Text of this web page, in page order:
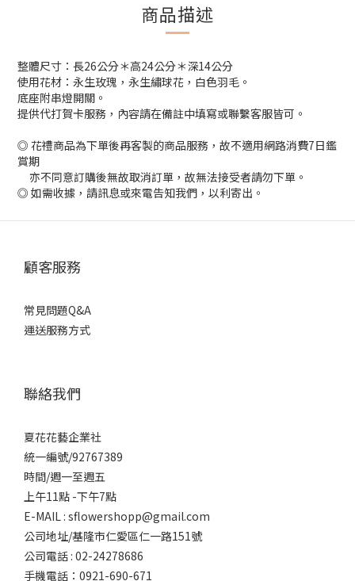
商品描述
整體尺寸：長26公分＊高24公分＊深14公分
使用花材：永生玫瑰，永生繡球花，白色羽毛。
底座附串燈開關。
提供代打賀卡服務，內容請在備註中填寫或聯繫客服皆可。
◎ 花禮商品為下單後再客製的商品服務，故不適用網路消費7日鑑
賞期
亦不同意訂購後無故取消訂單，故無法接受者請勿下單。
◎ 如需收據，請訊息或來電告知我們，以利寄出。
顧客服務
常見問題Q&A
運送服務方式
聯絡我們
夏花花藝企業社
統一編號/92767389
時間/週一至週五
上午11點 -下午7點
E-MAIL : sflowershopp@gmail.com
公司地址/基隆市仁愛區仁一路151號
公司電話 : 02-24278686
手機電話：0921-690-671